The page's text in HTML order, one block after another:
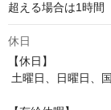
超える場合は1時間
休日
【休日】